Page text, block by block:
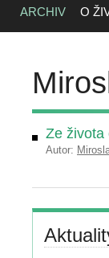
ARCHIV O
Ze života
Autor: